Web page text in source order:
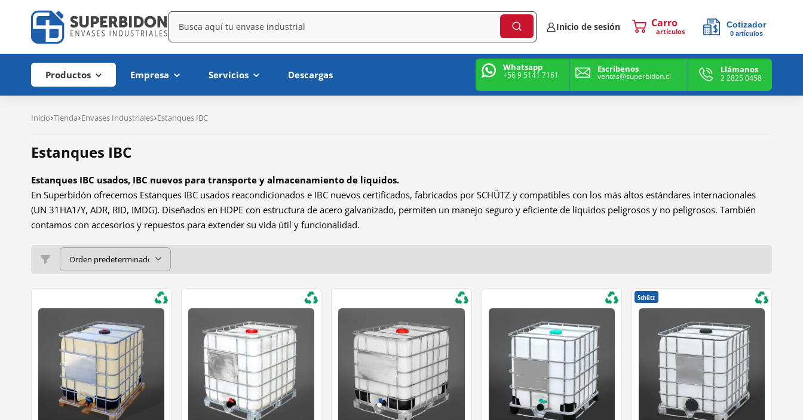
Inicio de sesión artículos
Cotizador
0artículos
Productos Empresa Servicios Descargas
Whatsapp
+56 9 5141 7161
Escríbenos
ventas@superbidon.cl
Llámanos
2 2825 0458
Inicio Tienda Envases Industriales Estanques IBC
Estanques IBC
Estanques IBC usados, IBC nuevos para transporte y almacenamiento de líquidos.
En Superbidón ofrecemos Estanques IBC usados reacondicionados e IBC nuevos certificados, fabricados por SCHÜTZ y compatibles con los más altos estándares internacionales
(UN 31HA1/Y, ADR, RID, IMDG). Diseñados en HDPE con estructura de acero galvanizado, permiten un manejo seguro y eficiente de líquidos peligrosos y no peligrosos. También
contamos con accesorios y repuestos para extender su vida útil y funcionalidad.
Schütz